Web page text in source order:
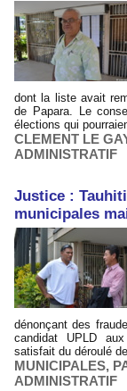
dont la liste avait
de Papara. Le
élections qui
CLEMENT LE
ADMINISTRATIF
Justice :
municipales
dénonçant des
candidat UPLD
satisfait du déroulé
MUNICIPALES,
ADMINISTRATIF